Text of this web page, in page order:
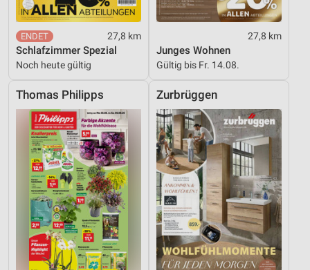
27,8 km
Schlafzimmer Spezial
Noch heute gültig
27,8 km
Junges Wohnen
Gültig bis Fr. 14.08.
Thomas Philipps Zurbrüggen